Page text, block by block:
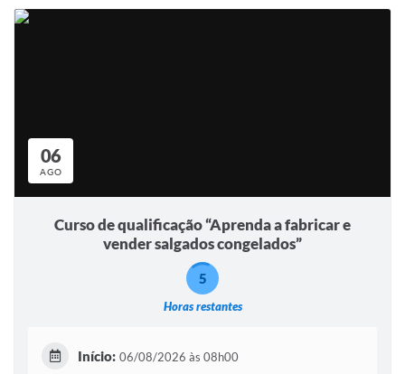
06
AGO
Curso de qualificação “Aprenda a fabricar e
vender salgados congelados”
Horas restantes
5
Início: 06/08/2026 às 08h00